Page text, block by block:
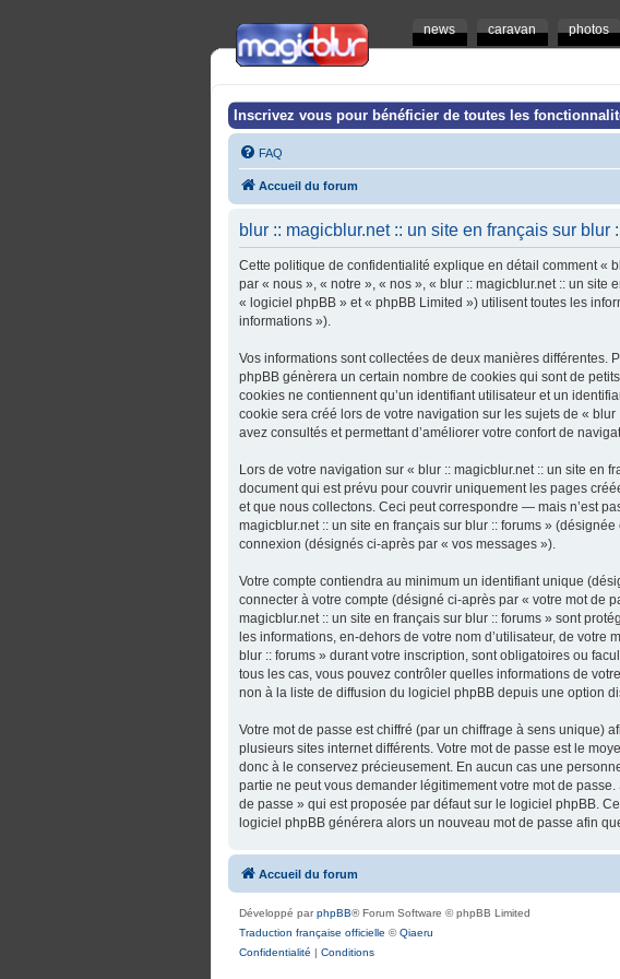
news caravan photos
Inscrivez vous pour bénéficier de toutes les
FAQ
Accueil du forum
blur :: magicblur.net :: un site en français sur
Cette politique de confidentialité explique en détail comment «
par « nous », « notre », « nos », « blur :: magicblur.net :: un
« logiciel phpBB » et « phpBB Limited ») utilisent toutes les
informations »).
Vos informations sont collectées de deux manières différentes.
phpBB génèrera un certain nombre de cookies qui sont de
cookies ne contiennent qu’un identifiant utilisateur et un
cookie sera créé lors de votre navigation sur les sujets de «
avez consultés et permettant d’améliorer votre confort de
Lors de votre navigation sur « blur :: magicblur.net :: un site en
document qui est prévu pour couvrir uniquement les pages
et que nous collectons. Ceci peut correspondre — mais n’est
magicblur.net :: un site en français sur blur :: forums »
connexion (désignés ci-après par « vos messages »).
Votre compte contiendra au minimum un identifiant unique
connecter à votre compte (désigné ci-après par « votre mot de
magicblur.net :: un site en français sur blur :: forums » sont
les informations, en-dehors de votre nom d’utilisateur, de
blur :: forums » durant votre inscription, sont obligatoires ou
tous les cas, vous pouvez contrôler quelles informations de
non à la liste de diffusion du logiciel phpBB depuis une option
Votre mot de passe est chiffré (par un chiffrage à sens unique)
plusieurs sites internet différents. Votre mot de passe est le
donc à le conservez précieusement. En aucun cas une
partie ne peut vous demander légitimement votre mot de
de passe » qui est proposée par défaut sur le logiciel phpBB.
logiciel phpBB générera alors un nouveau mot de passe afin
Accueil du forum
Développé parphpBB® Forum Software © phpBB Limited
Traduction française officielle ©Qiaeru
Confidentialité | Conditions